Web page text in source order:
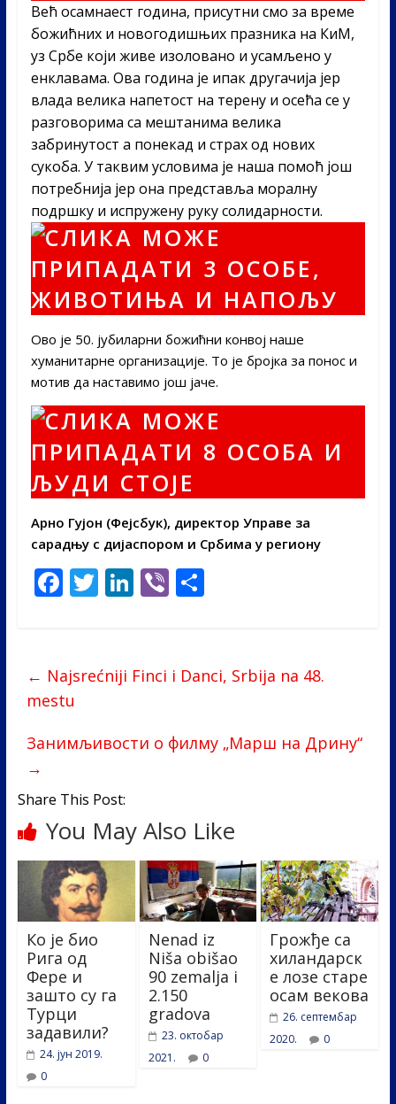
Већ осамнаест година, присутни смо за време
божићних и новогодишњих празника на КиМ,
уз Србе који живе изоловано и усамљено у
енклавама. Ова година је ипак другачија јер
влада велика напетост на терену и осећа се у
разговорима са мештанима велика
забринутост а понекад и страх од нових
сукоба. У таквим условима је наша помоћ још
потребнија јер она представља моралну
подршку и испружену руку солидарности.
Ово је 50. јубиларни божићни конвој наше
хуманитарне организације. То је бројка за понос и
мотив да наставимо још јаче.
Арно Гујон (Фејсбук), директор Управе за
сарадњу с дијаспором и Србима у региону
F
ac
b
o
k
T
w
er
Li
n
e
dI
Vi
b
S
e
← Najsrećniji Finci i Danci, Srbija na 48.
mestu
Занимљивости о филму „Марш на Дрину“
→
Share This Post:
You May Also Like
Ко је био
Рига од
Фере и
зашто су га
Турци
задавили?
24. јун 2019.
0
Nenad iz
Niša obišao
90 zemalja i
2.150
gradova
23. октобар
2021.
0
Грожђе са
хиландарск
е лозе старе
осам векова
26. септембар
2020.
0